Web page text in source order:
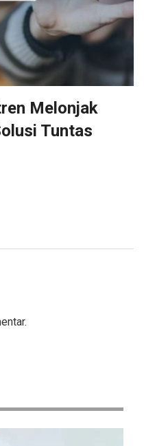
Melonjak
Tuntas